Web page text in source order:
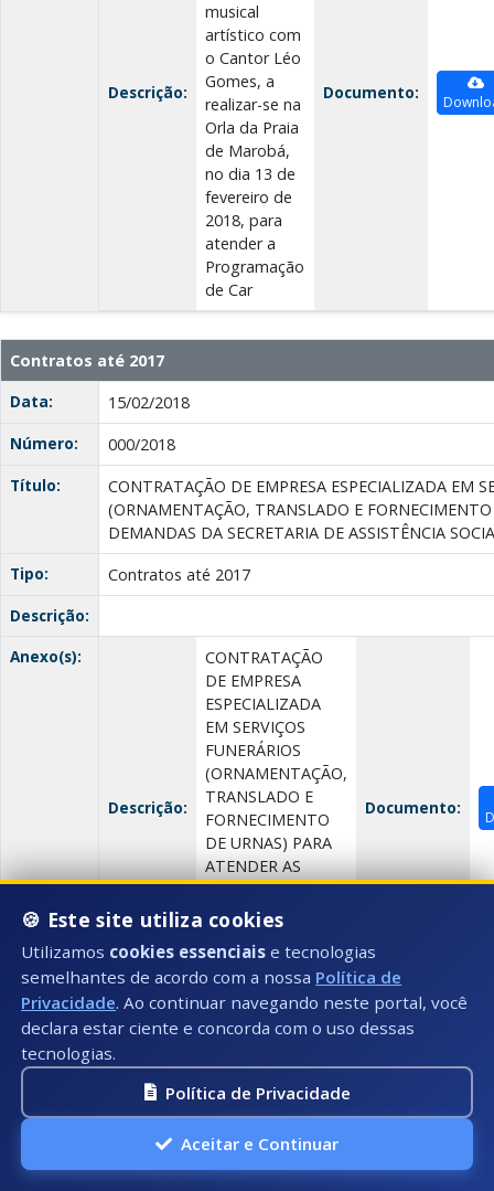
Descrição:
musical
artístico com
o Cantor Léo
Gomes, a
realizar-se na
Orla da Praia
de Marobá,
no dia 13 de
fevereiro de
2018, para
atender a
Programação
de Car
Documento:
Contratos até 2017
Data:
15/02/2018
Número:
000/2018
Título:
CONTRATAÇÃO DE EMPRESA ESPECIALIZADA EM
(ORNAMENTAÇÃO, TRANSLADO E
DEMANDAS DA SECRETARIA DE ASSISTÊNCIA
Tipo:
Contratos até 2017
Descrição:
Anexo(s):
Descrição:
CONTRATAÇÃO
DE EMPRESA
ESPECIALIZADA
EM SERVIÇOS
FUNERÁRIOS
(ORNAMENTAÇÃO,
TRANSLADO E
FORNECIMENTO
DE URNAS) PARA
ATENDER AS
DEMANDAS DA
SECRETARIA DE
SOCIAL
Documento:
Contratos até 2017
Data:
15/02/2018
Número:
000/2018
CONTRATAÇÃO DE EMPRESA ESPECIALIZADA EM
(ORNAMENTAÇÃO, TRANSLADO E
🍪 Este site utiliza cookies
Utilizamos cookies essenciais e tecnologias
semelhantes de acordo com a nossa Política de
Privacidade. Ao continuar navegando neste portal, você
declara estar ciente e concorda com o uso dessas
tecnologias.
Política de Privacidade
Aceitar e Continuar